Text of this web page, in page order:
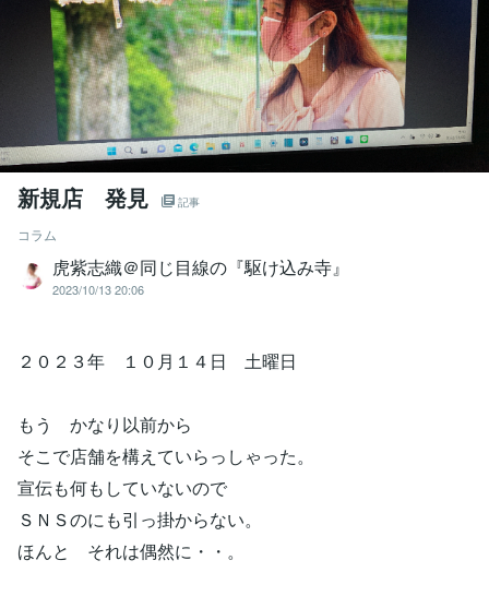
新規店 発見 記事
コラム
虎紫志織＠同じ目線の『駆け込み寺』
2023/10/13 20:06
２０２３年 １０月１４日 土曜日
もう かなり以前から
そこで店舗を構えていらっしゃった。
宣伝も何もしていないので
ＳＮＳのにも引っ掛からない。
ほんと それは偶然に・・。